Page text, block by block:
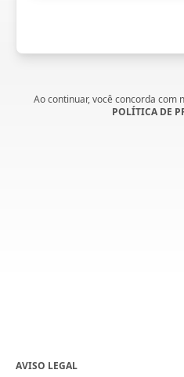
Ao continuar, você concorda com
POLÍTICA DE
AVISO LEGAL